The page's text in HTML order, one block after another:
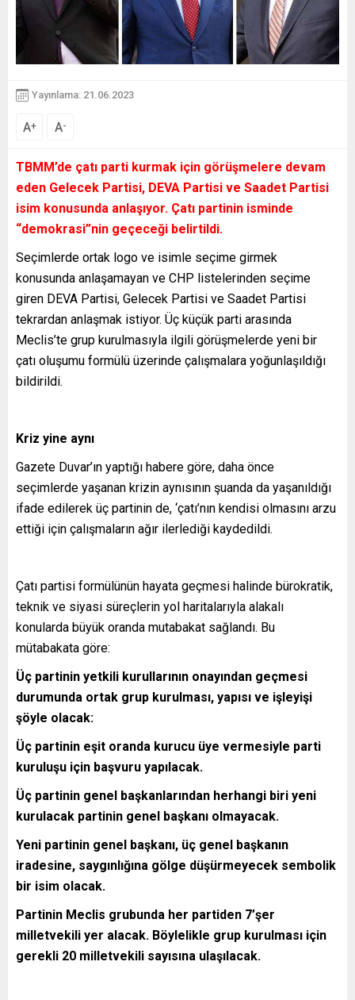
Yayınlama: 21.06.2023
A+ A-
TBMM’de çatı parti kurmak için görüşmelere devam
eden Gelecek Partisi, DEVA Partisi ve Saadet Partisi
isim konusunda anlaşıyor. Çatı partinin isminde
“demokrasi”nin geçeceği belirtildi.
Seçimlerde ortak logo ve isimle seçime girmek
konusunda anlaşamayan ve CHP listelerinden seçime
giren DEVA Partisi, Gelecek Partisi ve Saadet Partisi
tekrardan anlaşmak istiyor. Üç küçük parti arasında
Meclis’te grup kurulmasıyla ilgili görüşmelerde yeni bir
çatı oluşumu formülü üzerinde çalışmalara yoğunlaşıldığı
bildirildi.
Kriz yine aynı
Gazete Duvar’ın yaptığı habere göre, daha önce
seçimlerde yaşanan krizin aynısının şuanda da yaşanıldığı
ifade edilerek üç partinin de, ‘çatı’nın kendisi olmasını arzu
ettiği için çalışmaların ağır ilerlediği kaydedildi.
Çatı partisi formülünün hayata geçmesi halinde bürokratik,
teknik ve siyasi süreçlerin yol haritalarıyla alakalı
konularda büyük oranda mutabakat sağlandı. Bu
mütabakata göre:
Üç partinin yetkili kurullarının onayından geçmesi
durumunda ortak grup kurulması, yapısı ve işleyişi
şöyle olacak:
Üç partinin eşit oranda kurucu üye vermesiyle parti
kuruluşu için başvuru yapılacak.
Üç partinin genel başkanlarından herhangi biri yeni
kurulacak partinin genel başkanı olmayacak.
Yeni partinin genel başkanı, üç genel başkanın
iradesine, saygınlığına gölge düşürmeyecek sembolik
bir isim olacak.
Partinin Meclis grubunda her partiden 7’şer
milletvekili yer alacak. Böylelikle grup kurulması için
gerekli 20 milletvekili sayısına ulaşılacak.